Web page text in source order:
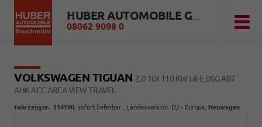
HUBER AUTOMOBILE GMBH
08062 9098 0
VOLKSWAGEN TIGUAN 2.0 TDI 110 KW LIFE DSG ABT
AHK ACC AREA VIEW TRAVEL
Fahrzeugnr.: 114190 sofort lieferbar , Landesversion: EU - Europa, Neuwagen